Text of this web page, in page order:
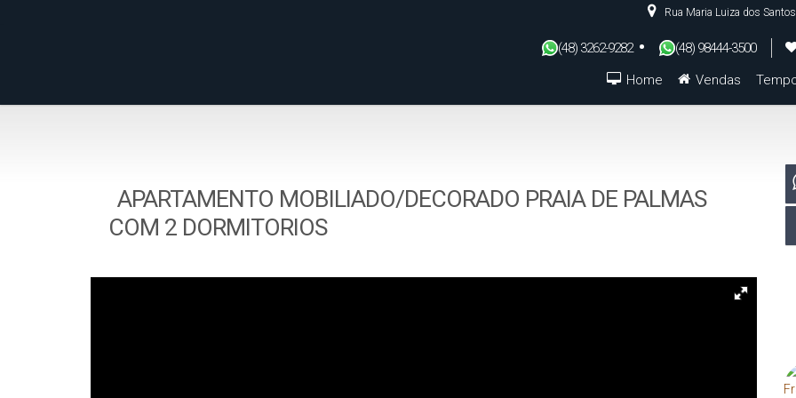
Rua Maria Luiza dos Santos
(48) 3262-9282 (48) 98444-3500
Vendas
Home
APARTAMENTO MOBILIADO/DECORADO PRAIA DE PALMAS
COM 2 DORMITORIOS